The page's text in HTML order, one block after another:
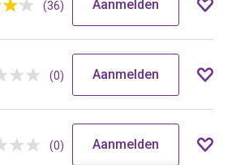
(36) Aanmelden
(0) Aanmelden
(0) Aanmelden